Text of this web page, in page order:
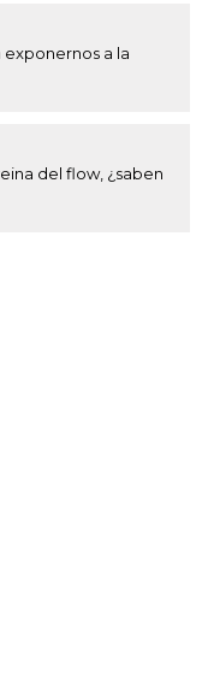
a la
del flow, ¿saben